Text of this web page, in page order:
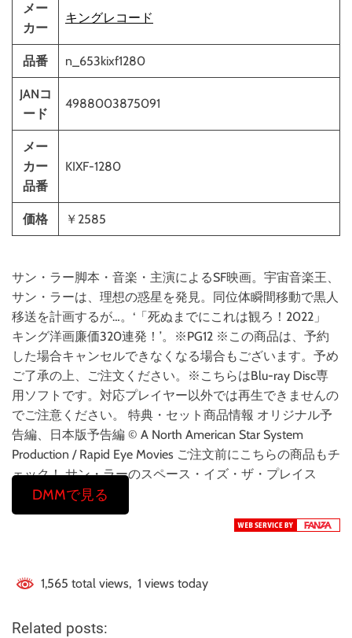
メー
カー
キングレコード
品番 n_653kixf1280
JANコ
ード
4988003875091
メー
カー
品番
KIXF-1280
価格 ￥2585
サン・ラー脚本・音楽・主演によるSF映画。宇宙音楽王、
サン・ラーは、理想の惑星を発見。同位体瞬間移動で黒人
移送を計画するが…。‘「死ぬまでにこれは観ろ！2022」
キング洋画廉価320連発！’。※PG12 ※この商品は、予約
した場合キャンセルできなくなる場合もございます。予め
ご了承の上、ご注文ください。※こちらはBlu-ray Disc専
用ソフトです。対応プレイヤー以外では再生できませんの
でご注意ください。 特典・セット商品情報 オリジナル予
告編、日本版予告編 © A North American Star System
Production / Rapid Eye Movies ご注文前にこちらの商品もチ
ェック！ サン・ラーのスペース・イズ・ザ・プレイス
DMMで見る
1,565 total views, 1 views today
Related posts: